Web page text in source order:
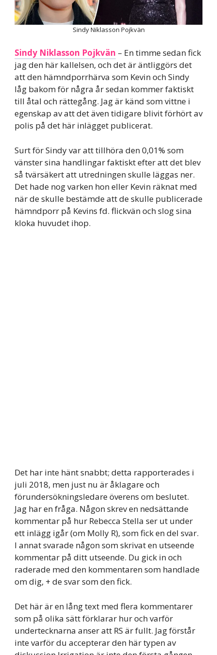
Sindy Niklasson Pojkvän
Sindy Niklasson Pojkvän – En timme sedan fick
jag den här kallelsen, och det är äntliggörs det
att den hämndporrhärva som Kevin och Sindy
låg bakom för några år sedan kommer faktiskt
till åtal och rättegång. Jag är känd som vittne i
egenskap av att det även tidigare blivit förhört av
polis på det här inlägget publicerat.
Surt för Sindy var att tillhöra den 0,01% som
vänster sina handlingar faktiskt efter att det blev
så tvärsäkert att utredningen skulle läggas ner.
Det hade nog varken hon eller Kevin räknat med
när de skulle bestämde att de skulle publicerade
hämndporr på Kevins fd. flickvän och slog sina
kloka huvudet ihop.
Det har inte hänt snabbt; detta rapporterades i
juli 2018, men just nu är åklagare och
förundersökningsledare överens om beslutet.
Jag har en fråga. Någon skrev en nedsättande
kommentar på hur Rebecca Stella ser ut under
ett inlägg igår (om Molly R), som fick en del svar.
I annat svarade någon som skrivat en utseende
kommentar på ditt utseende. Du gick in och
raderade med den kommentaren som handlade
om dig, + de svar som den fick.
Det här är en lång text med flera kommentarer
som på olika sätt förklarar hur och varför
undertecknarna anser att RS är fullt. Jag förstår
inte varför du accepterar den här typen av